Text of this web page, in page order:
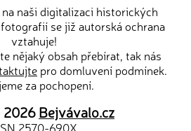
naši digitalizaci historických
se již autorská ochrana
vztahuje!
nějaký obsah přebírat, tak nás
pro domluvení podmínek.
za pochopení.
2026Bejvávalo.cz
2570-690X